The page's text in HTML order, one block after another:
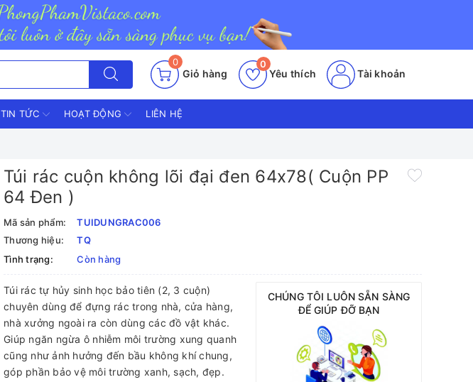
0
Giỏ hàng Yêu thích
0
Tài khoản
TIN TỨC HOẠT ĐỘNG LIÊN HỆ
Túi rác cuộn không lõi đại đen 64x78( Cuộn PP
64 Đen )
Mã sản phẩm:
TUIDUNGRAC006
Thương hiệu:
TQ
Tình trạng:
Còn hàng
Túi rác tự hủy sinh học bảo tiên (2, 3 cuộn)
chuyên dùng để đựng rác trong nhà, cửa hàng,
nhà xưởng ngoài ra còn dùng các đồ vật khác.
Giúp ngăn ngừa ô nhiễm môi trường xung quanh
cũng như ảnh hưởng đến bầu không khí chung,
góp phần bảo vệ môi trường xanh, sạch, đẹp.
CHÚNG TÔI LUÔN SẴN SÀNG
ĐỂ GIÚP ĐỠ BẠN